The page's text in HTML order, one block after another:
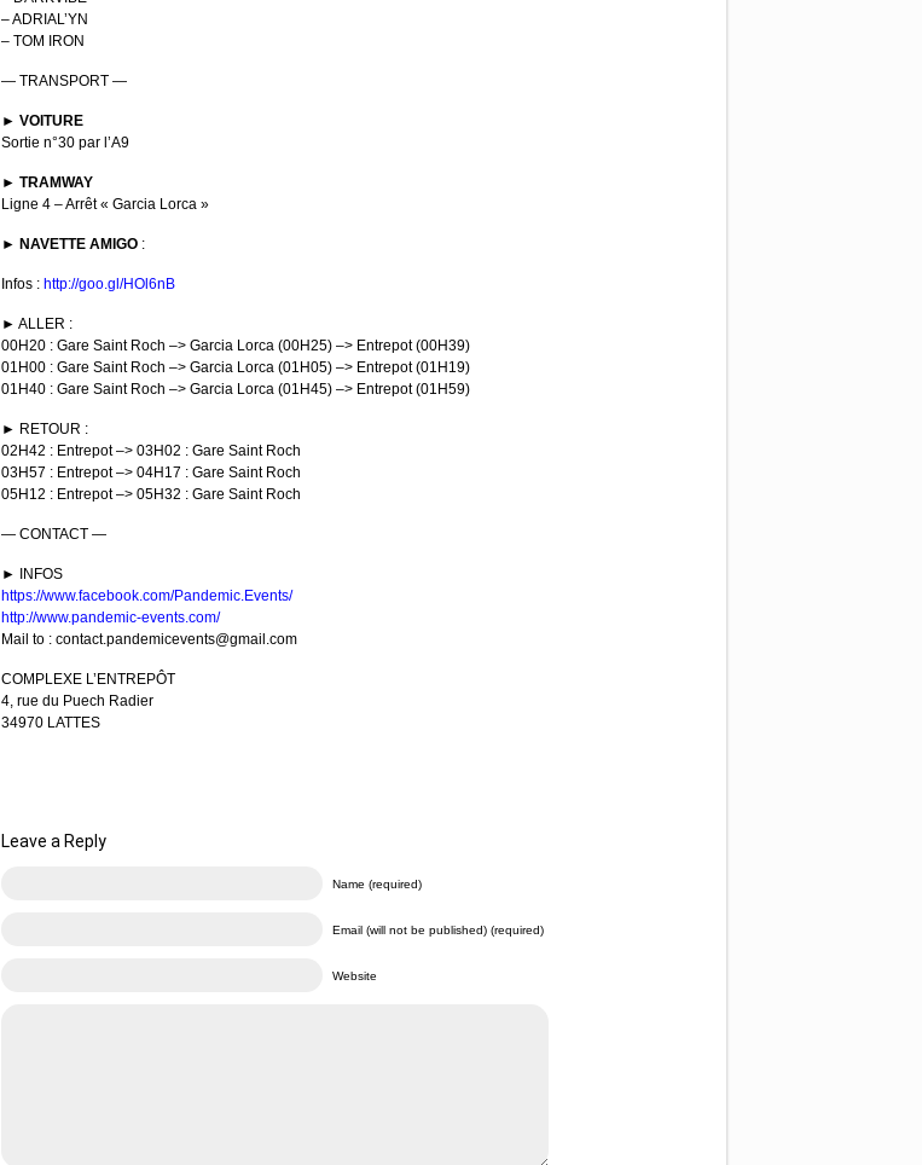
– ADRIAL’YN
– TOM IRON
— TRANSPORT —
► VOITURE
Sortie n°30 par l’A9
► TRAMWAY
Ligne 4 – Arrêt « Garcia Lorca »
► NAVETTE AMIGO :
Infos : http://goo.gl/HOl6nB
► ALLER :
00H20 : Gare Saint Roch –> Garcia Lorca (00H25) –> Entrepot (00H39)
01H00 : Gare Saint Roch –> Garcia Lorca (01H05) –> Entrepot (01H19)
01H40 : Gare Saint Roch –> Garcia Lorca (01H45) –> Entrepot (01H59)
► RETOUR :
02H42 : Entrepot –> 03H02 : Gare Saint Roch
03H57 : Entrepot –> 04H17 : Gare Saint Roch
05H12 : Entrepot –> 05H32 : Gare Saint Roch
— CONTACT —
► INFOS
https://www.facebook.com/Pandemic.Events/
http://www.pandemic-events.com/
Mail to : contact.pandemicevents@gmail.com
COMPLEXE L’ENTREPÔT
4, rue du Puech Radier
34970 LATTES
Leave a Reply
Name (required)
Email (will not be published) (required)
Website